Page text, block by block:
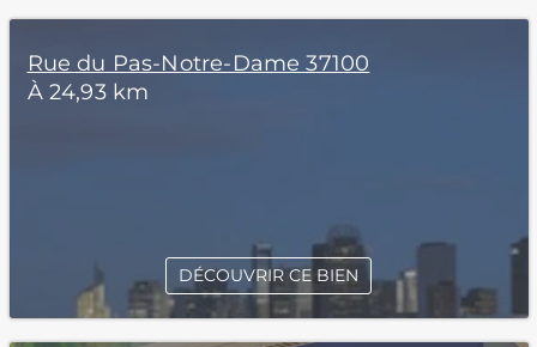
Rue du Pas-Notre-Dame 37100
À 24,93 km
DÉCOUVRIR CE BIEN